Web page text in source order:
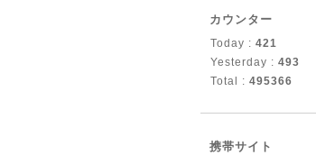
カウンター
Today : 421
Yesterday : 493
Total : 495366
携帯サイト